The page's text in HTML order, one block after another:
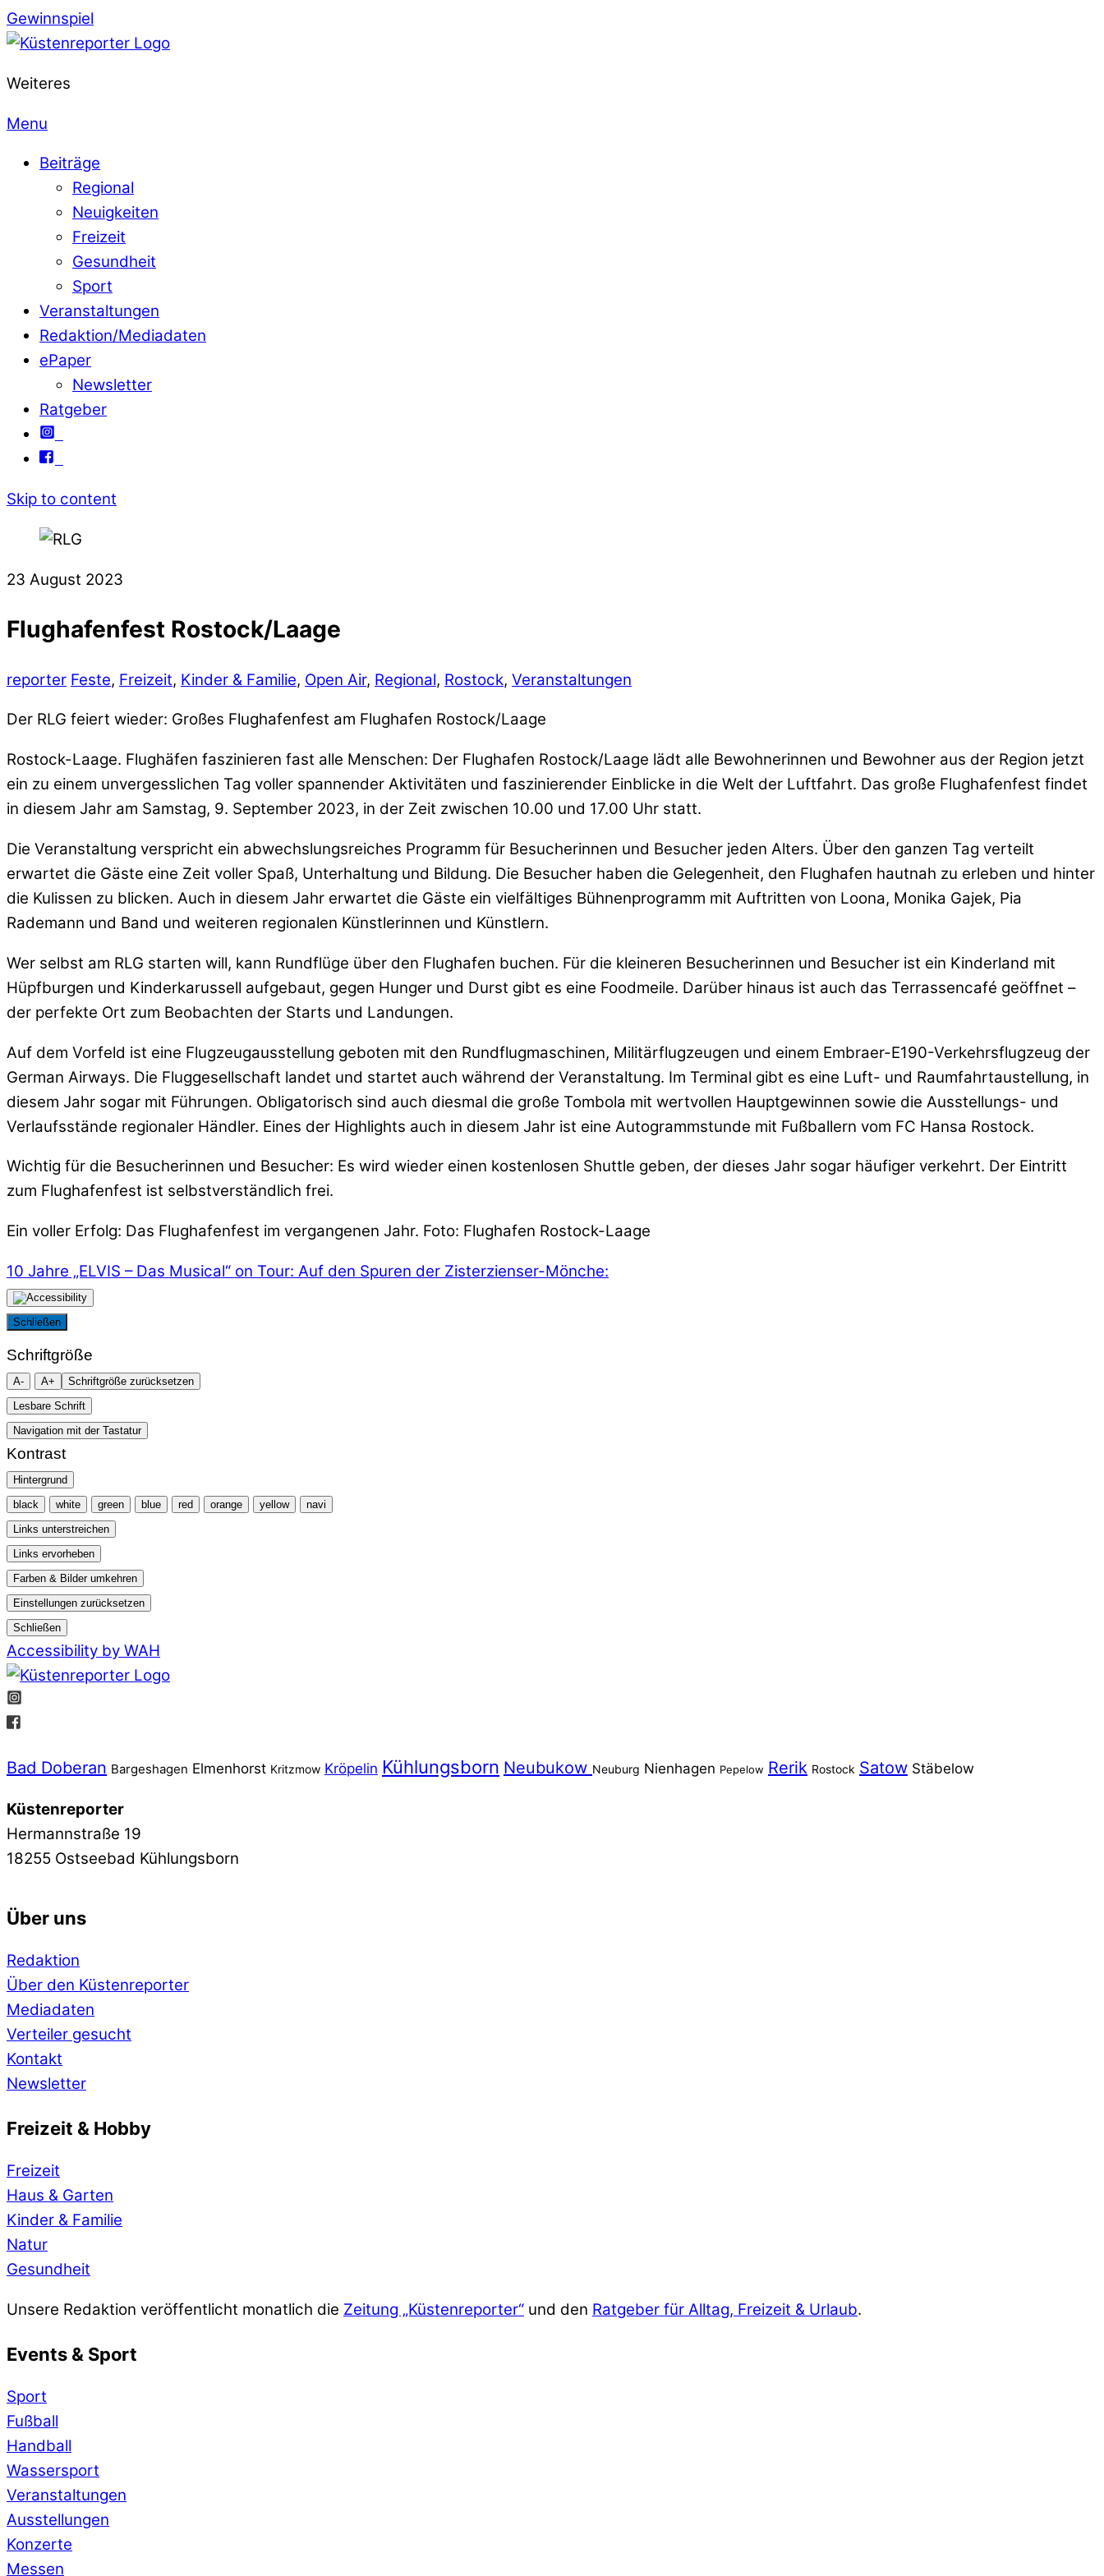
Gewinnspiel
Weiteres
Menu
Beiträge
Regional
Neuigkeiten
Freizeit
Gesundheit
Sport
Veranstaltungen
Redaktion/Mediadaten
ePaper
Newsletter
Ratgeber
Skip to content
23 August 2023
Flughafenfest Rostock/Laage
reporter Feste, Freizeit, Kinder & Familie, Open Air, Regional, Rostock, Veranstaltungen
Der RLG feiert wieder: Großes Flughafenfest am Flughafen Rostock/Laage
Rostock-Laage. Flughäfen faszinieren fast alle Menschen: Der Flughafen Rostock/Laage lädt alle Bewohnerinnen und Bewohner aus der Region jetzt
ein zu einem unvergesslichen Tag voller spannender Aktivitäten und faszinierender Einblicke in die Welt der Luftfahrt. Das große Flughafenfest findet
in diesem Jahr am Samstag, 9. September 2023, in der Zeit zwischen 10.00 und 17.00 Uhr statt.
Die Veranstaltung verspricht ein abwechslungsreiches Programm für Besucherinnen und Besucher jeden Alters. Über den ganzen Tag verteilt
erwartet die Gäste eine Zeit voller Spaß, Unterhaltung und Bildung. Die Besucher haben die Gelegenheit, den Flughafen hautnah zu erleben und hinter
die Kulissen zu blicken. Auch in diesem Jahr erwartet die Gäste ein vielfältiges Bühnenprogramm mit Auftritten von Loona, Monika Gajek, Pia
Rademann und Band und weiteren regionalen Künstlerinnen und Künstlern.
Wer selbst am RLG starten will, kann Rundflüge über den Flughafen buchen. Für die kleineren Besucherinnen und Besucher ist ein Kinderland mit
Hüpfburgen und Kinderkarussell aufgebaut, gegen Hunger und Durst gibt es eine Foodmeile. Darüber hinaus ist auch das Terrassencafé geöffnet –
der perfekte Ort zum Beobachten der Starts und Landungen.
Auf dem Vorfeld ist eine Flugzeugausstellung geboten mit den Rundflugmaschinen, Militärflugzeugen und einem Embraer-E190-Verkehrsflugzeug der
German Airways. Die Fluggesellschaft landet und startet auch während der Veranstaltung. Im Terminal gibt es eine Luft- und Raumfahrtaustellung, in
diesem Jahr sogar mit Führungen. Obligatorisch sind auch diesmal die große Tombola mit wertvollen Hauptgewinnen sowie die Ausstellungs- und
Verlaufsstände regionaler Händler. Eines der Highlights auch in diesem Jahr ist eine Autogrammstunde mit Fußballern vom FC Hansa Rostock.
Wichtig für die Besucherinnen und Besucher: Es wird wieder einen kostenlosen Shuttle geben, der dieses Jahr sogar häufiger verkehrt. Der Eintritt
zum Flughafenfest ist selbstverständlich frei.
Ein voller Erfolg: Das Flughafenfest im vergangenen Jahr. Foto: Flughafen Rostock-Laage
10 Jahre „ELVIS – Das Musical“ on Tour: Auf den Spuren der Zisterzienser-Mönche:
Schließen
Schriftgröße
A- A+
Schriftgröße zurücksetzen
Lesbare Schrift
Navigation mit der Tastatur
Kontrast
Hintergrund
black
white green blue red orange yellow
navi
Links unterstreichen
Links ervorheben
Farben & Bilder umkehren
Einstellungen zurücksetzen
Schließen
Accessibility by WAH
Bad Doberan Bargeshagen Elmenhorst Kritzmow Kröpelin Kühlungsborn Neubukow Neuburg Nienhagen Pepelow Rerik Rostock Satow Stäbelow
Küstenreporter
Hermannstraße 19
18255 Ostseebad Kühlungsborn
Über uns
Redaktion
Über den Küstenreporter
Mediadaten
Verteiler gesucht
Kontakt
Newsletter
Freizeit & Hobby
Freizeit
Haus & Garten
Kinder & Familie
Natur
Gesundheit
Unsere Redaktion veröffentlicht monatlich die Zeitung „Küstenreporter“ und den Ratgeber für Alltag, Freizeit & Urlaub.
Events & Sport
Sport
Fußball
Handball
Wassersport
Veranstaltungen
Ausstellungen
Konzerte
Messen